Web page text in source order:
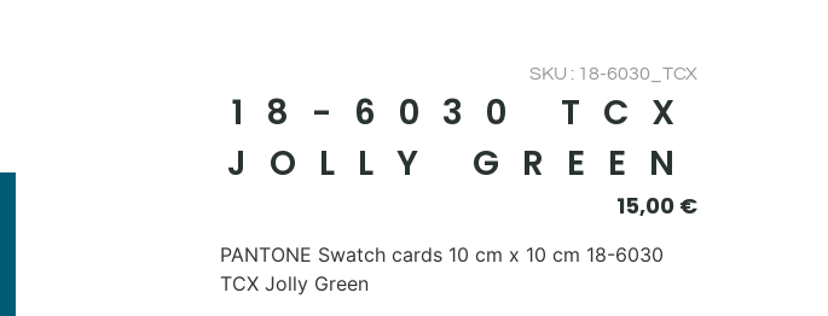
SKU : 18-6030_TCX
18-6030 TCX
JOLLY GREEN
15,00 €
PANTONE Swatch cards 10 cm x 10 cm 18-6030
TCX Jolly Green